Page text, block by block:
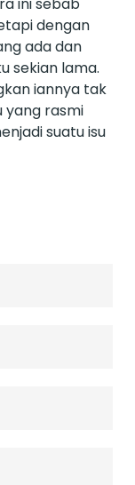
ini sebab
dengan
ada dan
sekian lama.
iannya tak
yang rasmi
suatu isu